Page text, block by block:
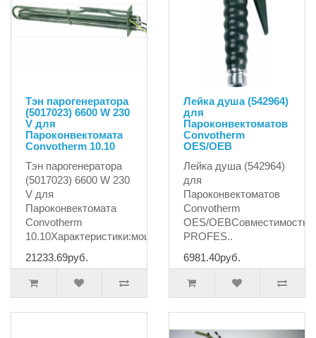
Тэн парогенератора
(5017023) 6600 W 230
V для
Пароконвектомата
Convotherm 10.10
Тэн парогенератора
(5017023) 6600 W 230
V для
Пароконвектомата
Convotherm
10.10Характеристики:мощнос..
21233.69руб.
Лейка душа (542964)
для
Пароконвектоматов
Convotherm
OES/OEB
Лейка душа (542964)
для
Пароконвектоматов
Convotherm
OES/
PROFES..
6981.40руб.